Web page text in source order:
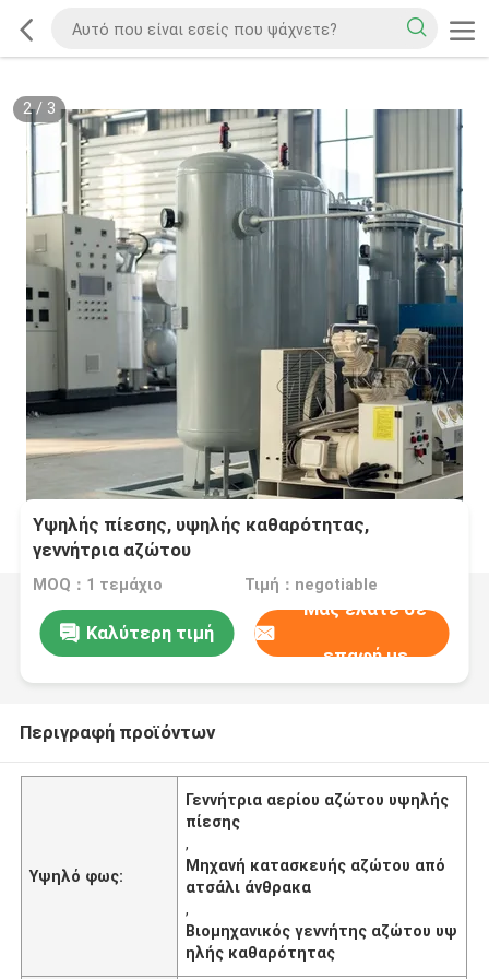
2/ 3
Υψηλής πίεσης, υψηλής καθαρότητας,
γεννήτρια αζώτου
MOQ：1 τεμάχιο Τιμή：negotiable
Καλύτερη τιμή
Μας ελάτε σε
επαφή με
Περιγραφή προϊόντων
Υψηλό φως:
Γεννήτρια αερίου αζώτου υψηλής
πίεσης
,
Μηχανή κατασκευής αζώτου από
ατσάλι άνθρακα
,
Βιομηχανικός γεννήτης αζώτου υψ
ηλής καθαρότητας